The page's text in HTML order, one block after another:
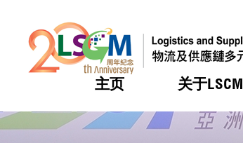
主页 关于LSCM
热门
热门
热门
热门
热门